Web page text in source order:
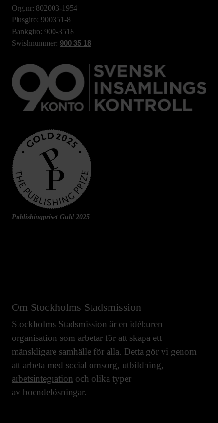
Org.nr: 802003-1954
Plusgiro: 900351-8
Bankgiro: 900-3518
Swishnummer: 900 35 18
Publishingpriset Guld 2025
Om Stockholms Stadsmission
Stockholms Stadsmission är en idéburen
organisation som arbetar för att skapa ett
mänskligare samhälle för alla. Detta gör vi genom
att arbeta med social omsorg, utbildning,
arbetsintegration och olika typer
av boendelösningar.